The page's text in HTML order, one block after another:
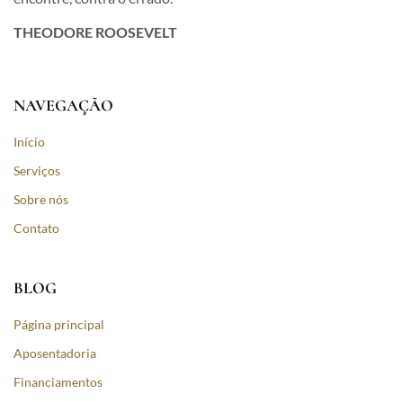
THEODORE ROOSEVELT
NAVEGAÇÃO
Início
Serviços
Sobre nós
Contato
BLOG
Página principal
Aposentadoria
Financiamentos